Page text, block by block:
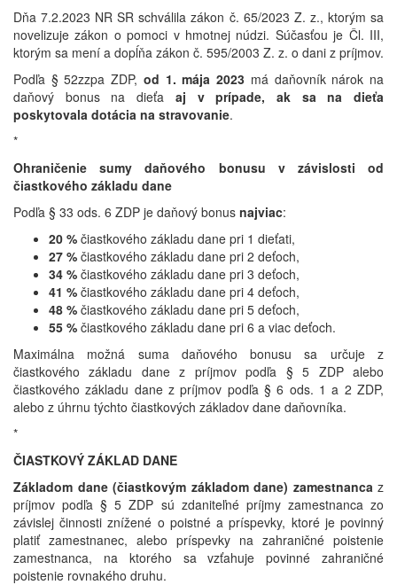
Dňa 7.2.2023 NR SR schválila zákon č. 65/2023 Z. z., ktorým sa
novelizuje zákon o pomoci v hmotnej núdzi. Súčasťou je Čl. III,
ktorým sa mení a dopĺňa zákon č. 595/2003 Z. z. o dani z príjmov.
Podľa § 52zzpa ZDP, od 1. mája 2023 má daňovník nárok na
daňový bonus na dieťa aj v prípade, ak sa na dieťa
poskytovala dotácia na stravovanie.
*
Ohraničenie sumy daňového bonusu v závislosti od
čiastkového základu dane
Podľa § 33 ods. 6 ZDP je daňový bonus najviac:
20 % čiastkového základu dane pri 1 dieťati,
27 % čiastkového základu dane pri 2 deťoch,
34 % čiastkového základu dane pri 3 deťoch,
41 % čiastkového základu dane pri 4 deťoch,
48 % čiastkového základu dane pri 5 deťoch,
55 % čiastkového základu dane pri 6 a viac deťoch.
Maximálna možná suma daňového bonusu sa určuje z
čiastkového základu dane z príjmov podľa § 5 ZDP alebo
čiastkového základu dane z príjmov podľa § 6 ods. 1 a 2 ZDP,
alebo z úhrnu týchto čiastkových základov dane daňovníka.
*
ČIASTKOVÝ ZÁKLAD DANE
Základom dane (čiastkovým základom dane) zamestnancaz
príjmov podľa § 5 ZDP sú zdaniteľné príjmy zamestnanca zo
závislej činnosti znížené o poistné a príspevky, ktoré je povinný
platiť zamestnanec, alebo príspevky na zahraničné poistenie
zamestnanca, na ktorého sa vzťahuje povinné zahraničné
poistenie rovnakého druhu.